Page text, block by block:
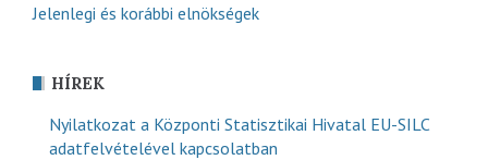
Jelenlegi és korábbi elnökségek
HÍREK
Nyilatkozat a Központi Statisztikai Hivatal EU-SILC
adatfelvételével kapcsolatban